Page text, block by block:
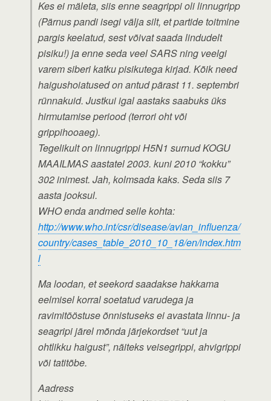
Kes ei mäleta, siis enne seagrippi oli linnugripp
(Pärnus pandi isegi välja silt, et partide toitmine
pargis keelatud, sest võivat saada lindudelt
pisiku!) ja enne seda veel SARS ning veelgi
varem siberi katku pisikutega kirjad. Kõik need
haigushoiatused on antud pärast 11. septembri
rünnakuid. Justkui igal aastaks saabuks üks
hirmutamise periood (terrori oht või
grippihooaeg).
Tegelikult on linnugrippi H5N1 surnud KOGU
MAAILMAS aastatel 2003. kuni 2010 “kokku”
302 inimest. Jah, kolmsada kaks. Seda siis 7
aasta jooksul.
WHO enda andmed selle kohta:
http://www.who.int/csr/disease/avian_influenza/
country/cases_table_2010_10_18/en/index.htm
l
Ma loodan, et seekord saadakse hakkama
eelmisel korral soetatud varudega ja
ravimitööstuse õnnistuseks ei avastata linnu- ja
seagripi järel mõnda järjekordset “uut ja
ohtlikku haigust”, näiteks veisegrippi, ahvigrippi
või tatitõbe.
Aadress